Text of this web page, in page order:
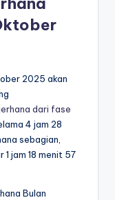
2025 akan
dari fase
4 jam 28
sebagian,
jam 18 menit 57
Bulan